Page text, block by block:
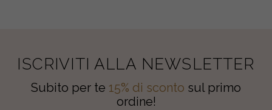
ISCRIVITI ALLA NEWSLETTER
Subito per te 15% di sconto sul primo
ordine!